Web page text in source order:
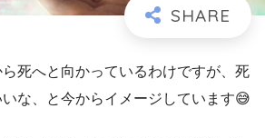
死へと向かっているわけですが、死
な、と今からイメージしています😅